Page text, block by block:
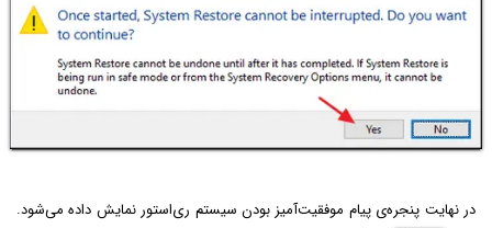
در نهایت پنجره‌ی پیام موفقیت‌آمیز بودن سیستم ری‌استور نمایش داده می‌شود.